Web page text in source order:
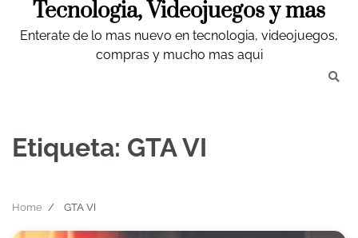
Tecnologia, Videojuegos y mas
Enterate de lo mas nuevo en tecnologia, videojuegos,
compras y mucho mas aqui
Etiqueta: GTA VI
Home GTA VI